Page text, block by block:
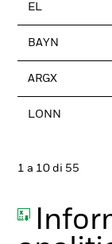
EL
BAYN
ARGX
LONN
1 a 10 di 55